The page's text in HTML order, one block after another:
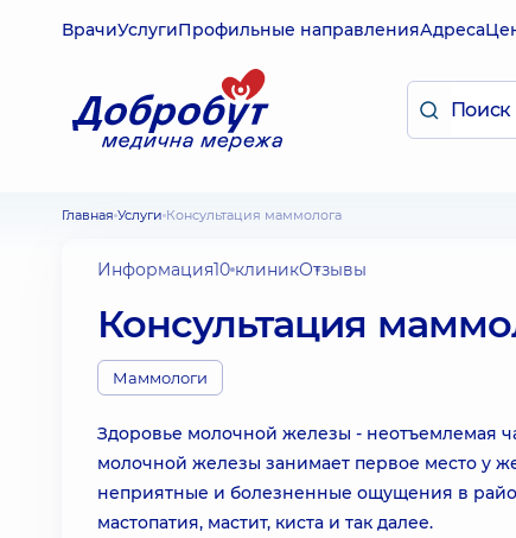
ВрачиУслугиПрофильные направленияАдреса
Главная Услуги Консультация маммолога
Информация10 клиникОтзывы
Консультация
Маммологи
Здоровье молочной железы - неотъемлемая
молочной железы занимает первое место у
неприятные и болезненные ощущения в
мастопатия, мастит, киста и так далее.